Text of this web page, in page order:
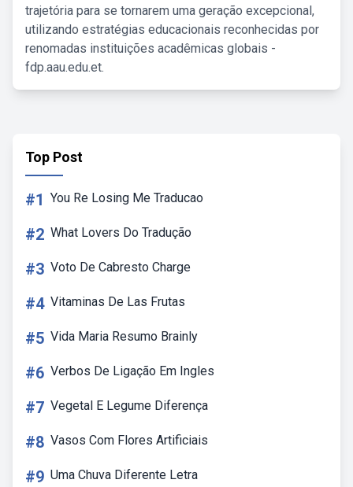
trajetória para se tornarem uma geração excepcional,
utilizando estratégias educacionais reconhecidas por
renomadas instituições acadêmicas globais -
fdp.aau.edu.et.
Top Post
#1 You Re Losing Me Traducao
#2 What Lovers Do Tradução
#3 Voto De Cabresto Charge
#4 Vitaminas De Las Frutas
#5 Vida Maria Resumo Brainly
#6 Verbos De Ligação Em Ingles
#7 Vegetal E Legume Diferença
#8 Vasos Com Flores Artificiais
#9 Uma Chuva Diferente Letra